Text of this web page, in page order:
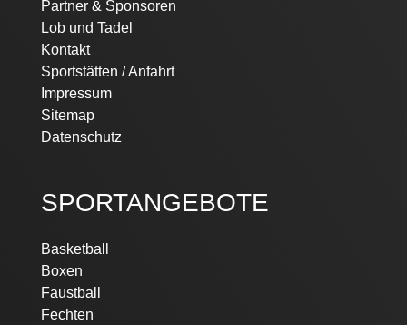
Partner & Sponsoren
Lob und Tadel
Kontakt
Sportstätten / Anfahrt
Impressum
Sitemap
Datenschutz
SPORTANGEBOTE
Basketball
Boxen
Faustball
Fechten